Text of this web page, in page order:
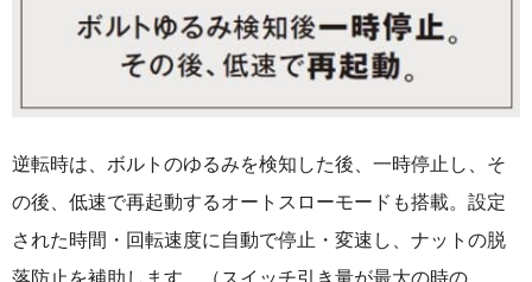
逆転時は、ボルトのゆるみを検知した後、一時停止し、そ
の後、低速で再起動するオートスローモードも搭載。設定
された時間・回転速度に自動で停止・変速し、ナットの脱
落防止を補助します。（スイッチ引き量が最大の時の